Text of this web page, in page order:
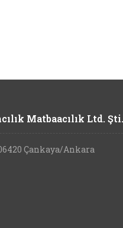
Matbaacılık Ltd. Şti.
Çankaya/Ankara